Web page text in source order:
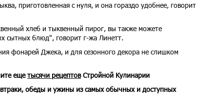
приготовленная с нуля, и она гораздо удобнее, говорит
хлеб и тыквенный пирог, вы также можете
сытных блюд", говорит г-жа Линетт.
фонарей Джека, и для сезонного декора не слишком
ещетысячи рецептовСтройной Кулинарии
обеды и ужины из самых обычных и доступных